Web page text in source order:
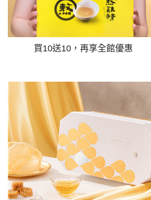
買10送10，再享全館優惠